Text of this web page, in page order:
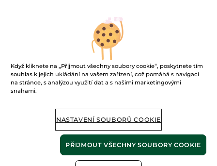
Ups!
Stránku nelze zobrazit.
odkaz není platný.
Když kliknete na „Přijmout všechny soubory cookie“, poskytnete tím
souhlas k jejich ukládání na vašem zařízení, což pomáhá s navigací
na stránce, s analýzou využití dat a s našimi marketingovými
snahami.
NASTAVENÍ SOUBORŮ COOKIE
PŘIJMOUT VŠECHNY SOUBORY COOKIE